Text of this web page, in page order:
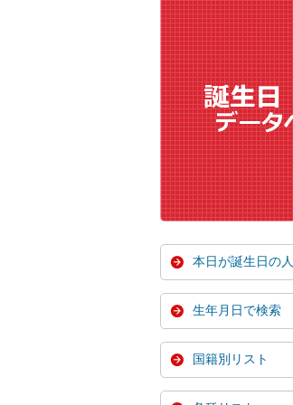
本日が誕生日の人
生年月日で検索
国籍別リスト